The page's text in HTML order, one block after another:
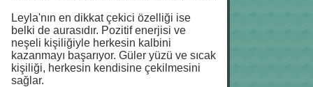
Leyla'nın en dikkat çekici özelliği ise
belki de aurasıdır. Pozitif enerjisi ve
neşeli kişiliğiyle herkesin kalbini
kazanmayı başarıyor. Güler yüzü ve sıcak
kişiliği, herkesin kendisine çekilmesini
sağlar.